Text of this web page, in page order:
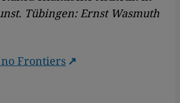
Tübingen: Ernst Wasmuth
Frontiers